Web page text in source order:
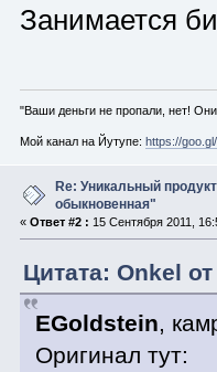
Занимается
"Ваши деньги не пропали, нет!
Мой канал на Йутупе: https://
Re: Уникальный
обыкновенная"
« Ответ #2 : 15 Сентября 2011,
Цитата: Onkel
EGoldstein,
Оригинал тут: